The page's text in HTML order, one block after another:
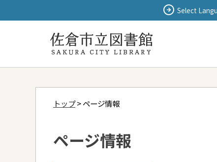
Select
トップ> ページ情報
ページ情報